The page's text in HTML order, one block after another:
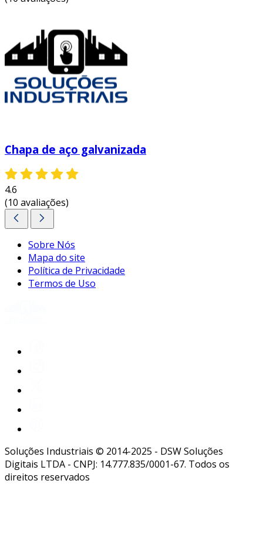
Chapa de aço galvanizada
4.6
(10 avaliações)
Sobre Nós
Mapa do site
Política de Privacidade
Termos de Uso
Soluções Industriais © 2014-2025 - DSW Soluções
Digitais LTDA - CNPJ: 14.777.835/0001-67. Todos os
direitos reservados